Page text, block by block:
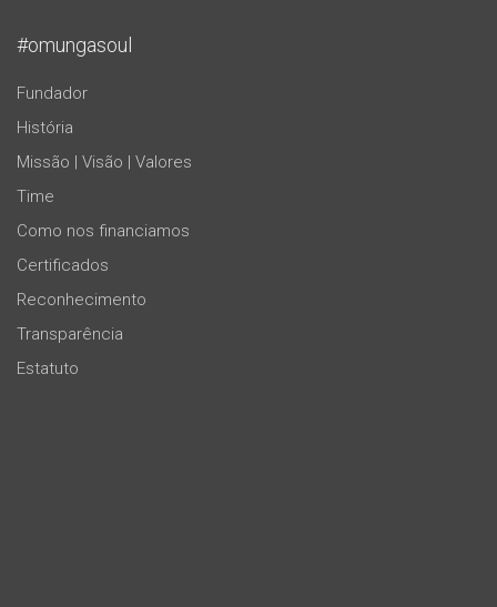
#omungasoul
Fundador
História
Missão | Visão | Valores
Time
Como nos financiamos
Certificados
Reconhecimento
Transparência
Estatuto